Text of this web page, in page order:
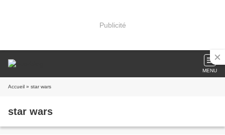
Publicité
MENU
Accueil » star wars
star wars